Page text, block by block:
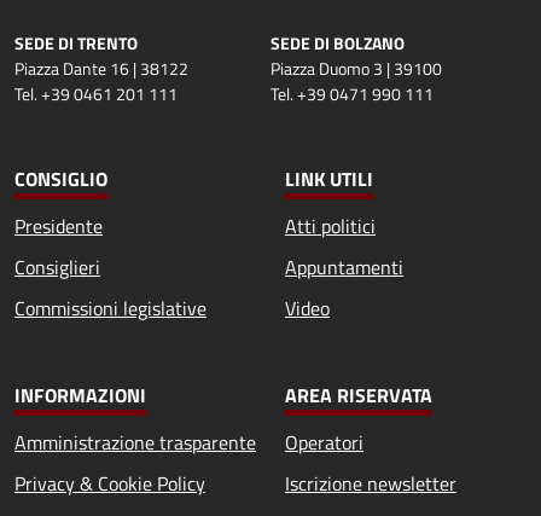
SEDE DI TRENTO
Piazza Dante 16 | 38122
Tel. +39 0461 201 111
SEDE DI BOLZANO
Piazza Duomo 3 | 39100
Tel. +39 0471 990 111
CONSIGLIO
Presidente
Consiglieri
Commissioni legislative
LINK UTILI
Atti politici
Appuntamenti
Video
INFORMAZIONI
Amministrazione trasparente
Privacy & Cookie Policy
AREA RISERVATA
Operatori
Iscrizione newsletter